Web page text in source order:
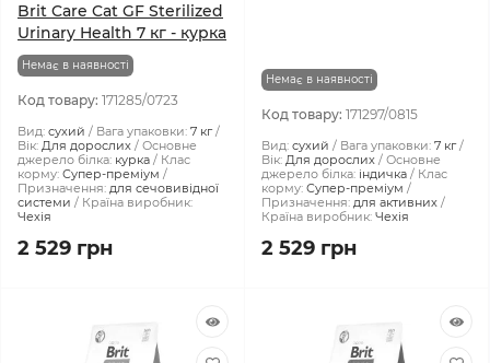
Brit Care Cat GF Sterilized
Urinary Health 7 кг - курка
Немає в наявності
Код товару: 171285/0723
Вид: сухий Вага упаковки: 7 кг
Вік: Для дорослих
Основне
джерело білка: курка
Клас
корму: Супер-преміум
Призначення: для сечовивідної
системи
Країна виробник:
Чехія
2 529 грн
Немає в наявності
Код товару: 171297/0815
Вид: сухий Вага упаковки: 7 кг
Вік: Для дорослих
Основне
джерело білка: індичка
Клас
корму: Супер-преміум
Призначення: для активних
Країна виробник: Чехія
2 529 грн